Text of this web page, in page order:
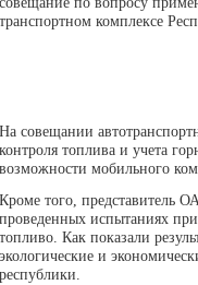
транспортном комплексе
На совещании
контроля топлива и учета
возможности мобильного
Кроме того, представитель
проведенных испытаниях
топливо. Как показали
экологические и
республики.